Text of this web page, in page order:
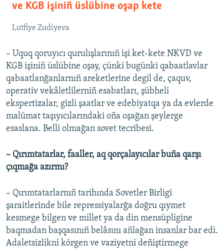
ve KGB işiniñ üslübine oşap kete
Lutfiye Zudiyeva
– Uquq qoruyıcı qurulışlarınıñ işi ket-kete NKVD ve
KGB işiniñ üslübine oşay, çünki bugünki qabaatlavlar
qabaatlanğanlarnıñ areketlerine degil de, çaquv,
operativ vekâletlilerniñ esabatları, şübheli
ekspertizalar, gizli şaatlar ve edebiyatqa ya da evlerde
malümat taşıyıcılarındaki oña oşağan şeylerge
esaslana. Belli olmağan sovet tecribesi.
– Qırımtatarlar, faaller, aq qorçalayıcılar buña qarşı
çıqmağa azırmı?
– Qırımtatarlarnıñ tarihında Sovetler Birligi
şaraitlerinde bile repressiyalarğa doğru qıymet
kesmege bilgen ve millet ya da din mensüpligine
baqmadan başqasınıñ belâsını añlağan insanlar bar edi.
Adaletsizlikni körgen ve vaziyetni deñiştirmege